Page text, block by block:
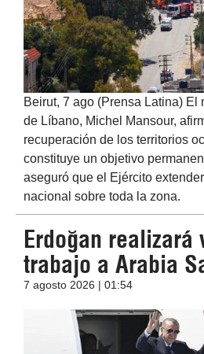
Beirut, 7 ago (Prensa Latina) El
de Líbano, Michel Mansour,
recuperación de los territorios
constituye un objetivo
aseguró que el Ejército
nacional sobre toda la zona.
Erdoğan realizará
trabajo a Arabia
7 agosto 2026 | 01:54